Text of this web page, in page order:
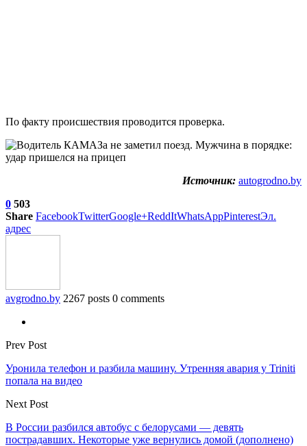
По факту происшествия проводится проверка.
Источник: autogrodno.by
0 503
Share FacebookTwitterGoogle+ReddItWhatsAppPinterestЭл.
адрес
avgrodno.by 2267 posts 0 comments
Prev Post
Уронила телефон и разбила машину. Утренняя авария у Triniti
попала на видео
Next Post
В России разбился автобус с белорусами — девять
пострадавших. Некоторые уже вернулись домой (дополнено)